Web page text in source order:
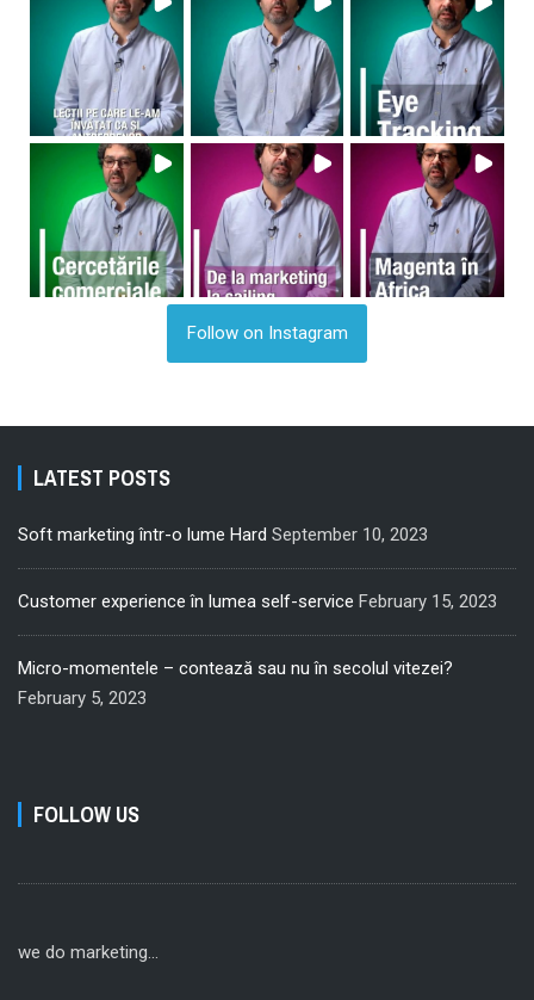
Follow on Instagram
LATEST POSTS
Soft marketing într-o lume Hard September 10, 2023
Customer experience în lumea self-service February 15, 2023
Micro-momentele – contează sau nu în secolul vitezei?
February 5, 2023
FOLLOW US
we do marketing...